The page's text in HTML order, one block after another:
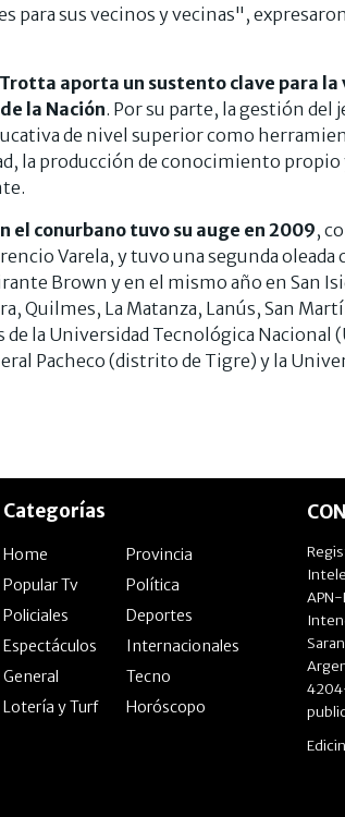
para sus vecinos y vecinas",
aporta un sustento clave para la
la Nación. Por su parte, la gestión del
de nivel superior como
la producción de conocimiento propio
el conurbano tuvo su auge en 2009,
Varela, y tuvo una segunda oleada
Brown y en el mismo año en San
Quilmes, La Matanza, Lanús, San
la Universidad Tecnológica Nacional
Pacheco (distrito de Tigre) y la
Categorías
Home
Provincia
Popular Tv
Política
Policiales
Deportes
Espectáculos
Internacionales
General
Tecno
Lotería y Turf
Horóscopo
APN-